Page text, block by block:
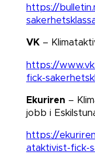
https://
VK–
https://
fick-
Ekuriren –
jobb i
https://
ataktivist-fick-